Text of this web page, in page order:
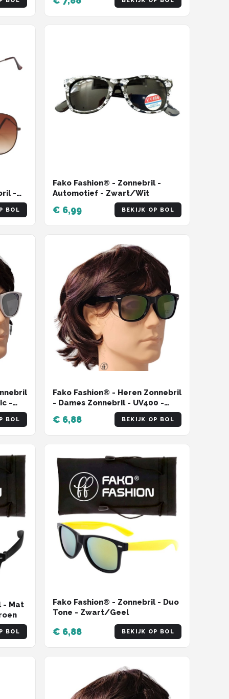
-
BOL
Fako Fashion® - Zonnebril -
Automotief - Zwart/Wit
€ 6,99 BEKIJK OP BOL
-
BOL
Fako Fashion® - Heren Zonnebril
- Dames Zonnebril - UV400 -
Zwart - Spiegel Paars
€ 6,88 BEKIJK OP BOL
- Mat
BOL
Fako Fashion® - Zonnebril - Duo
Tone - Zwart/Geel
€ 6,88 BEKIJK OP BOL